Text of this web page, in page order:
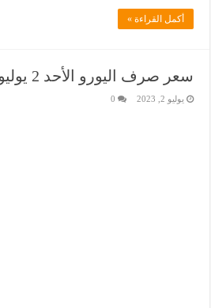
أكمل القراءة »
سعر صرف اليورو الأحد 2 يوليو 2023
يوليو 2, 2023 0